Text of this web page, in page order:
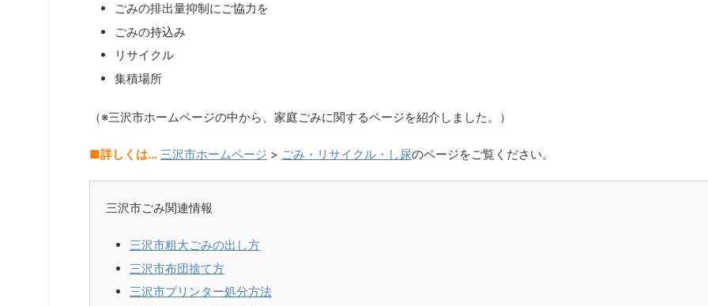
ごみの排出量抑制にご協力を
ごみの持込み
リサイクル
集積場所
（※三沢市ホームページの中から、家庭ごみに関するページを紹介しました。）
■詳しくは… 三沢市ホームページ > ごみ・リサイクル・し尿のページをご覧ください。
三沢市ごみ関連情報
三沢市粗大ごみの出し方
三沢市布団捨て方
三沢市プリンター処分方法